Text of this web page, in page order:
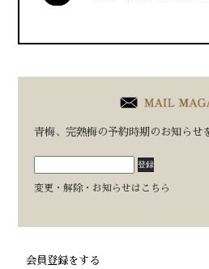
青梅、完熟梅の予約時期のお知らせ
変更・解除・お知らせはこちら
会員登録をする